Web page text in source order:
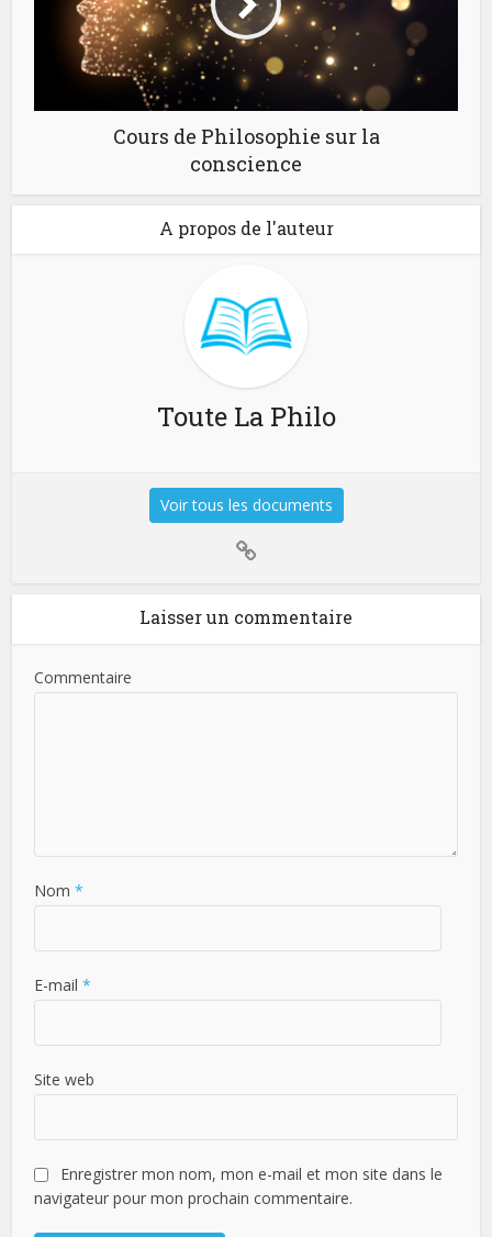
Cours de Philosophie sur la
conscience
A propos de l'auteur
Toute La Philo
Voir tous les documents
Laisser un commentaire
Commentaire
Nom*
E-mail*
Site web
Enregistrer mon nom, mon e-mail et mon site dans le
navigateur pour mon prochain commentaire.